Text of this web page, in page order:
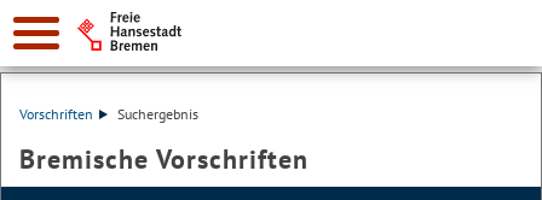
Vorschriften Suchergebnis
Bremische Vorschriften